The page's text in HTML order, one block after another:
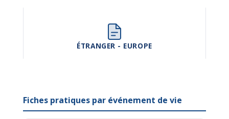
ÉTRANGER - EUROPE
Fiches pratiques par événement de vie